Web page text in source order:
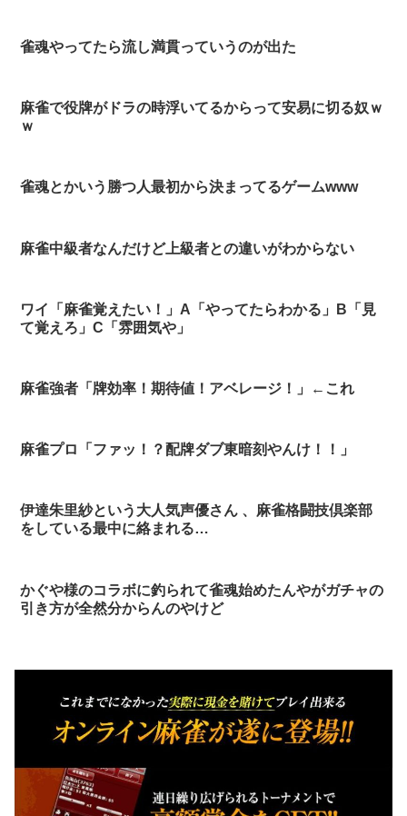
雀魂やってたら流し満貫っていうのが出た
麻雀で役牌がドラの時浮いてるからって安易に切る奴ｗ
ｗ
雀魂とかいう勝つ人最初から決まってるゲームwww
麻雀中級者なんだけど上級者との違いがわからない
ワイ「麻雀覚えたい！」A「やってたらわかる」B「見
て覚えろ」C「雰囲気や」
麻雀強者「牌効率！期待値！アベレージ！」←これ
麻雀プロ「ファッ！？配牌ダブ東暗刻やんけ！！」
伊達朱里紗という大人気声優さん 、麻雀格闘技倶楽部
をしている最中に絡まれる…
かぐや様のコラボに釣られて雀魂始めたんやがガチャの
引き方が全然分からんのやけど